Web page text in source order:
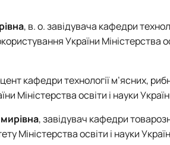
, в. о. завідувача кафедри
України Міністерства
кафедри технології м’ясних,
Міністерства освіти і науки
, завідувач кафедри
Міністерства освіти і науки